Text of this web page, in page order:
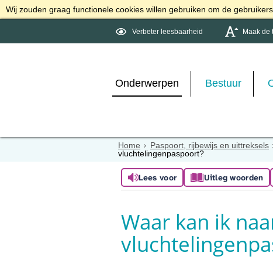
Wij zouden graag functionele cookies willen gebruiken om de
Verbeter leesbaarheid Maak de
Onderwerpen Bestuur
Home Paspoort, rijbewijs en uittreksels
vluchtelingenpaspoort?
Lees voor Uitleg woorden
Waar kan ik